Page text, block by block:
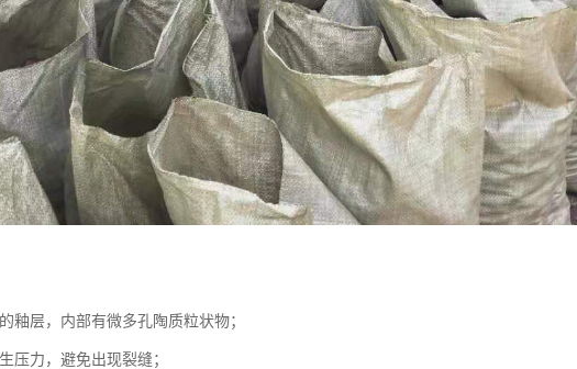
釉层，内部有微多孔陶质粒状物；
压力，避免出现裂缝；